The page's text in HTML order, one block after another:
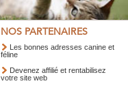
NOS PARTENAIRES
Les bonnes adresses canine et
féline
Devenez affilié et rentabilisez
votre site web